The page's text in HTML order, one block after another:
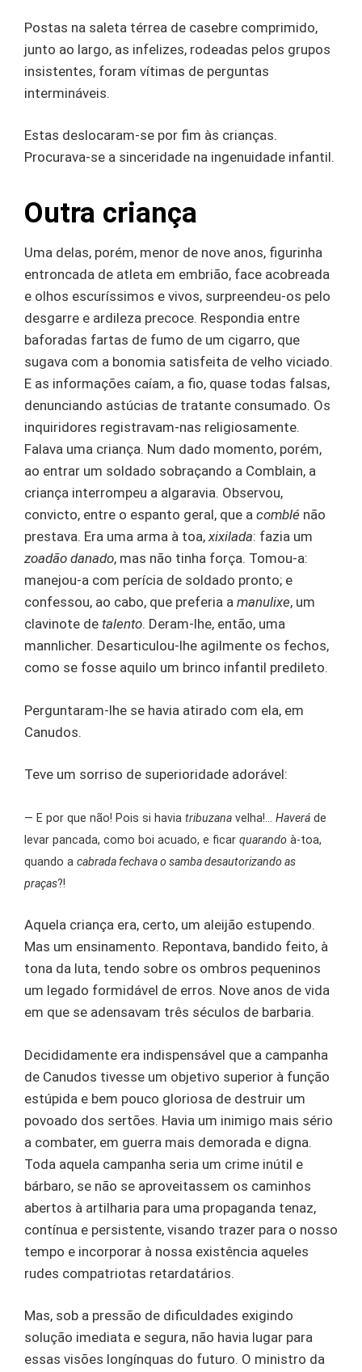
Postas na saleta térrea de casebre comprimido,
junto ao largo, as infelizes, rodeadas pelos grupos
insistentes, foram vítimas de perguntas
intermináveis.
Estas deslocaram-se por fim às crianças.
Procurava-se a sinceridade na ingenuidade infantil.
Outra criança
Uma delas, porém, menor de nove anos, figurinha
entroncada de atleta em embrião, face acobreada
e olhos escuríssimos e vivos, surpreendeu-os pelo
desgarre e ardileza precoce. Respondia entre
baforadas fartas de fumo de um cigarro, que
sugava com a bonomia satisfeita de velho viciado.
E as informações caíam, a fio, quase todas falsas,
denunciando astúcias de tratante consumado. Os
inquiridores registravam-nas religiosamente.
Falava uma criança. Num dado momento, porém,
ao entrar um soldado sobraçando a Comblain, a
criança interrompeu a algaravia. Observou,
convicto, entre o espanto geral, que a comblé não
prestava. Era uma arma à toa,xixilada: fazia um
zoadão danado, mas não tinha força. Tomou-a:
manejou-a com perícia de soldado pronto; e
confessou, ao cabo, que preferia a manulixe, um
clavinote de talento. Deram-lhe, então, uma
mannlicher. Desarticulou-lhe agilmente os fechos,
como se fosse aquilo um brinco infantil predileto.
Perguntaram-lhe se havia atirado com ela, em
Canudos.
Teve um sorriso de superioridade adorável:
— E por que não! Pois si havia tribuzana velha!… Haverá de
levar pancada, como boi acuado, e ficar quarando à-toa,
quando a cabrada fechava o samba desautorizando as
praças?!
Aquela criança era, certo, um aleijão estupendo.
Mas um ensinamento. Repontava, bandido feito, à
tona da luta, tendo sobre os ombros pequeninos
um legado formidável de erros. Nove anos de vida
em que se adensavam três séculos de barbaria.
Decididamente era indispensável que a campanha
de Canudos tivesse um objetivo superior à função
estúpida e bem pouco gloriosa de destruir um
povoado dos sertões. Havia um inimigo mais sério
a combater, em guerra mais demorada e digna.
Toda aquela campanha seria um crime inútil e
bárbaro, se não se aproveitassem os caminhos
abertos à artilharia para uma propaganda tenaz,
contínua e persistente, visando trazer para o nosso
tempo e incorporar à nossa existência aqueles
rudes compatriotas retardatários.
Mas, sob a pressão de dificuldades exigindo
solução imediata e segura, não havia lugar para
essas visões longínquas do futuro. O ministro da